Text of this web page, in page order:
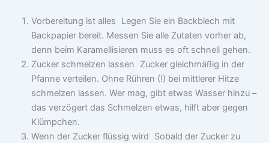
Vorbereitung ist alles Legen Sie ein Backblech mit
Backpapier bereit. Messen Sie alle Zutaten vorher ab,
denn beim Karamellisieren muss es oft schnell gehen.
Zucker schmelzen lassen Zucker gleichmäßig in der
Pfanne verteilen. Ohne Rühren (!) bei mittlerer Hitze
schmelzen lassen. Wer mag, gibt etwas Wasser hinzu –
das verzögert das Schmelzen etwas, hilft aber gegen
Klümpchen.
Wenn der Zucker flüssig wird Sobald der Zucker zu